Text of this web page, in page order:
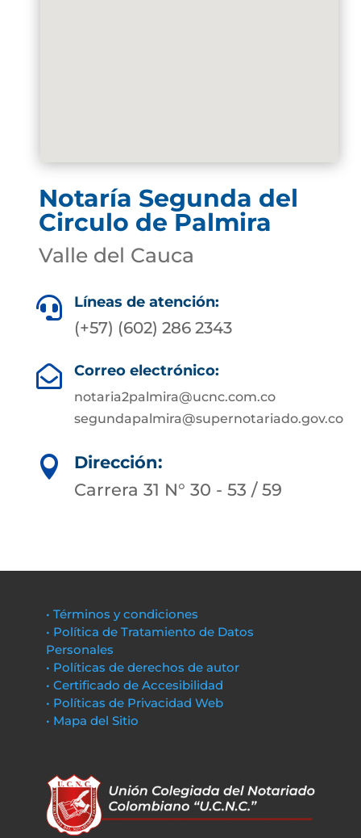
Notaría Segunda del
Circulo de Palmira
Valle del Cauca
 Líneas de atención:
(+57) (602) 286 2343
 Correo electrónico:
notaria2palmira@ucnc.com.co
segundapalmira@supernotariado.gov.co

Dirección:
Carrera 31 N° 30 - 53 / 59
• Términos y condiciones
• Política de Tratamiento de Datos
Personales
• Políticas de derechos de autor
• Certificado de Accesibilidad
• Políticas de Privacidad Web
• Mapa del Sitio